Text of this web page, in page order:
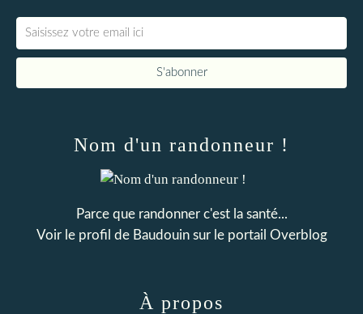
Nom d'un randonneur !
Parce que randonner c'est la santé...
Voir le profil de Baudouinsur le portail Overblog
À propos